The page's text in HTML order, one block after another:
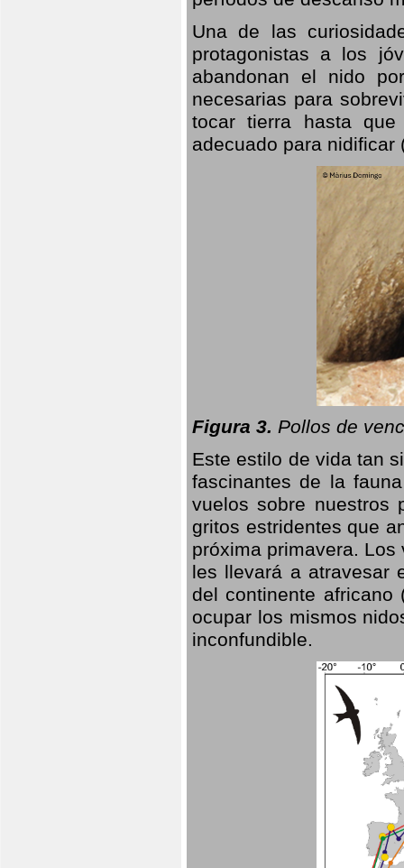
Una de las
protagonistas a los
abandonan el nido
necesarias para
tocar tierra hasta
adecuado para nidificar
Figura 3. Pollos de
Este estilo de vida tan
fascinantes de la
vuelos sobre nuestros
gritos estridentes que
próxima primavera.
les llevará a atravesar
del continente
ocupar los mismos
inconfundible.